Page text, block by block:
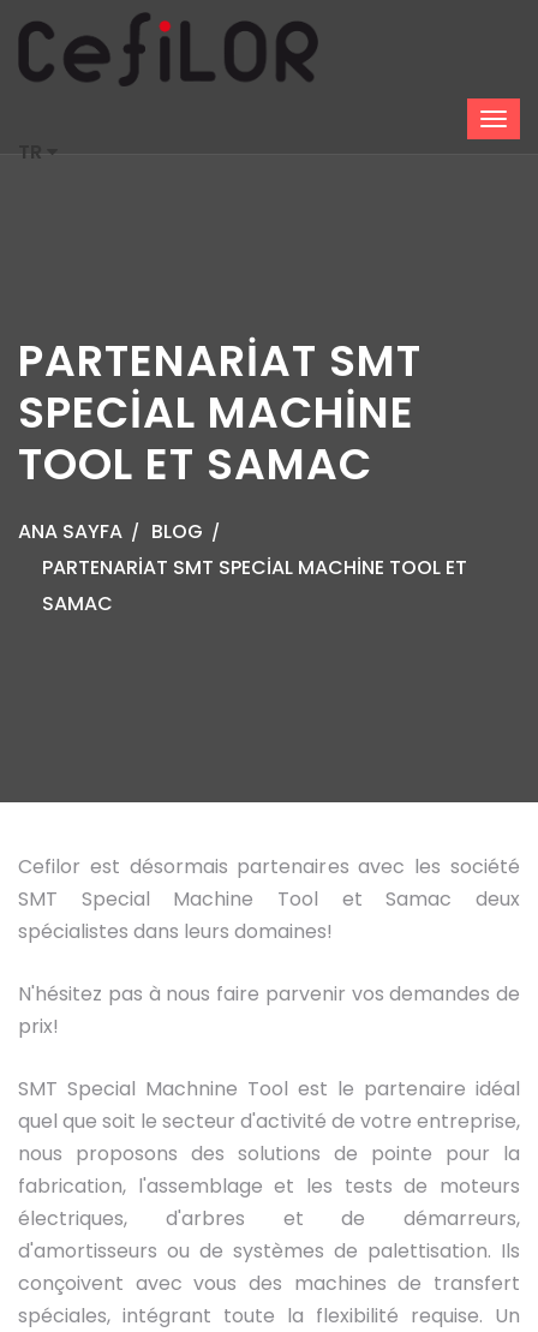
TR
PARTENARİAT SMT
SPECİAL MACHİNE
TOOL ET SAMAC
ANA SAYFA
BLOG
PARTENARİAT SMT SPECİAL MACHİNE TOOL ET
SAMAC
Cefilor est désormais partenaires avec les société
SMT Special Machine Tool et Samac deux
spécialistes dans leurs domaines!
N'hésitez pas à nous faire parvenir vos demandes de
prix!
SMT Special Machnine Tool est le partenaire idéal
quel que soit le secteur d'activité de votre entreprise,
nous proposons des solutions de pointe pour la
fabrication, l'assemblage et les tests de moteurs
électriques, d'arbres et de démarreurs,
d'amortisseurs ou de systèmes de palettisation. Ils
conçoivent avec vous des machines de transfert
spéciales, intégrant toute la flexibilité requise. Un